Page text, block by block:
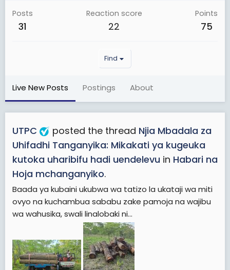
Posts
31
Reaction score
22
Points
75
Find
Live New Posts Postings About
UTPC posted the thread Njia Mbadala za
Uhifadhi Tanganyika: Mikakati ya kugeuka
kutoka uharibifu hadi uendelevu in Habari na
Hoja mchanganyiko.
Baada ya kubaini ukubwa wa tatizo la ukataji wa miti
ovyo na kuchambua sababu zake pamoja na wajibu
wa wahusika, swali linalobaki ni...